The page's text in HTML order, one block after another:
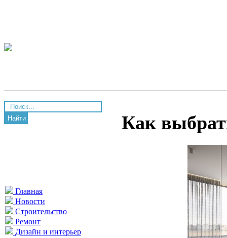
Найти
Главная
Новости
Строительство
Ремонт
Дизайн и интерьер
Как